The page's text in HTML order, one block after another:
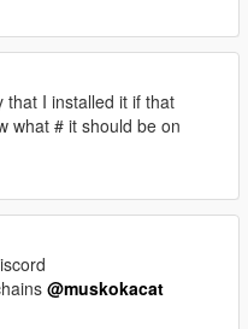
that I installed it if that
what # it should be on
@muskokacat